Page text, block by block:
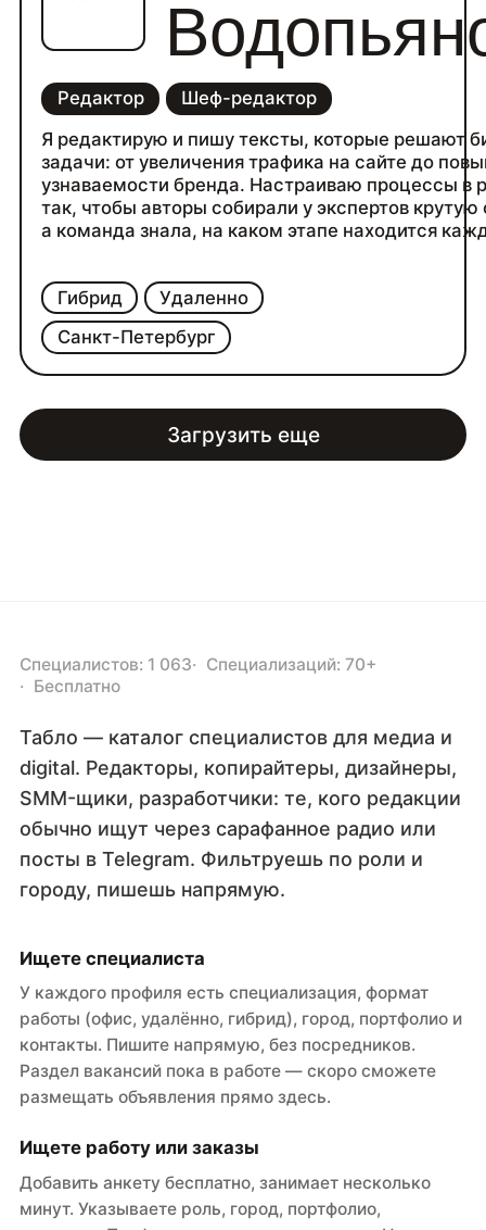
Гибрид
Удаленно
Санкт-Петербург
Редактор
Шеф-редактор
Я редактирую и пишу тексты, которые решают
задачи: от увеличения трафика на сайте до
узнаваемости бренда. Настраиваю процессы в
так, чтобы авторы собирали у экспертов крутую
а команда знала, на каком этапе находится
Загрузить еще
Специалистов: 1 063
Специализаций: 70+
Бесплатно
Табло — каталог специалистов для медиа и
digital. Редакторы, копирайтеры, дизайнеры,
SMM-щики, разработчики: те, кого редакции
обычно ищут через сарафанное радио или
посты в Telegram. Фильтруешь по роли и
городу, пишешь напрямую.
Ищете специалиста
У каждого профиля есть специализация, формат
работы (офис, удалённо, гибрид), город, портфолио и
контакты. Пишите напрямую, без посредников.
Раздел вакансий пока в работе — скоро сможете
размещать объявления прямо здесь.
Ищете работу или заказы
Добавить анкету бесплатно, занимает несколько
минут. Указываете роль, город, портфолио,